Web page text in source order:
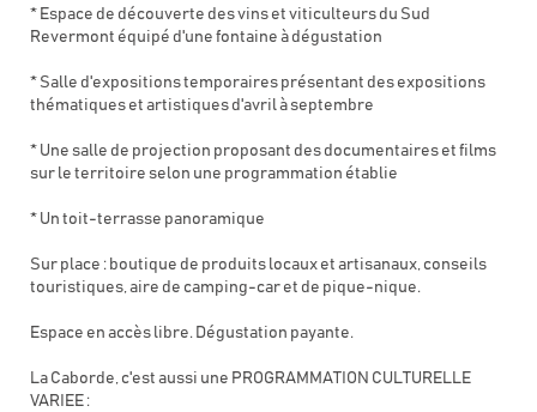
* Espace de découverte des vins et viticulteurs du Sud
Revermont équipé d'une fontaine à dégustation
* Salle d'expositions temporaires présentant des expositions
thématiques et artistiques d'avril à septembre
* Une salle de projection proposant des documentaires et films
sur le territoire selon une programmation établie
* Un toit-terrasse panoramique
Sur place : boutique de produits locaux et artisanaux, conseils
touristiques, aire de camping-car et de pique-nique.
Espace en accès libre. Dégustation payante.
La Caborde, c'est aussi une PROGRAMMATION CULTURELLE
VARIEE :